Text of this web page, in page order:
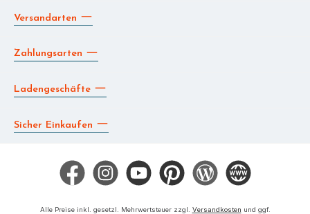
Versandarten
Zahlungsarten
Ladengeschäfte
Sicher Einkaufen
Facebook Instagram YouTube Pinterest Blog Die BERG App
Alle Preise inkl. gesetzl. Mehrwertsteuer zzgl. Versandkosten und ggf.